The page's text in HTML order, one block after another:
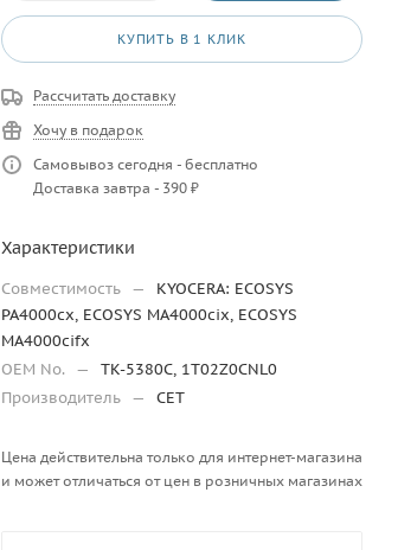
КУПИТЬ В 1 КЛИК
Рассчитать доставку
Хочу в подарок
Самовывоз сегодня - бесплатно
Доставка завтра - 390 ₽
Характеристики
Совместимость —
KYOCERA: ECOSYS
PA4000cx, ECOSYS MA4000cix, ECOSYS
MA4000cifx
OEM No.
—
TK-5380C, 1T02Z0CNL0
Производитель — CET
Цена действительна только для интернет-магазина
и может отличаться от цен в розничных магазинах